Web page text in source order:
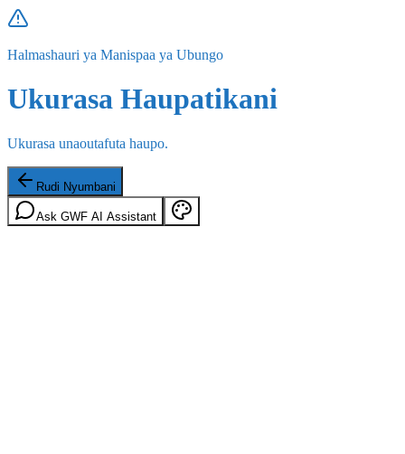
Halmashauri ya Manispaa ya Ubungo
Ukurasa Haupatikani
Ukurasa unaoutafuta haupo.
Rudi Nyumbani
Ask GWF AI Assistant